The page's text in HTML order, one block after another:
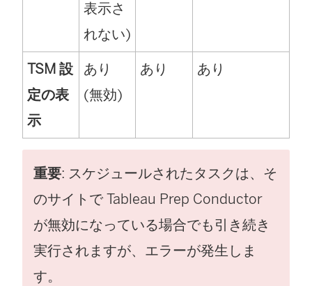
表示さ
れない)
TSM 設
定の表
示
あり
(無効)
あり あり
重要: スケジュールされたタスクは、そ
のサイトで Tableau Prep Conductor
が無効になっている場合でも引き続き
実行されますが、エラーが発生しま
す。